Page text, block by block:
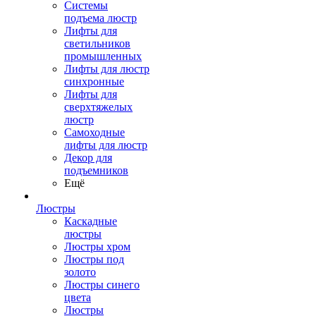
Системы
подъема люстр
Лифты для
светильников
промышленных
Лифты для люстр
синхронные
Лифты для
сверхтяжелых
люстр
Самоходные
лифты для люстр
Декор для
подъемников
Ещё
Люстры
Каскадные
люстры
Люстры хром
Люстры под
золото
Люстры синего
цвета
Люстры